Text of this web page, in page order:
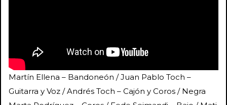
Martín Ellena – Bandoneón / Juan Pablo Toch –
Guitarra y Voz / Andrés Toch – Cajón y Coros / Negra